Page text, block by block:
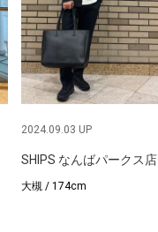
2024.09.03 UP
SHIPS なんばパークス店
大槻 / 174cm